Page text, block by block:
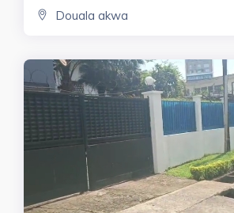
Douala akwa